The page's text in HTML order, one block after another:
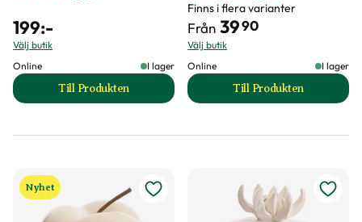
199:-
Välj butik
Online
I lager
Till Produkten
till Kakfat Poppy produktsida
Finns i flera varianter
Från 3990
Välj butik
Online
I lager
Till Produkten
till Keramik Äpple
Nyhet